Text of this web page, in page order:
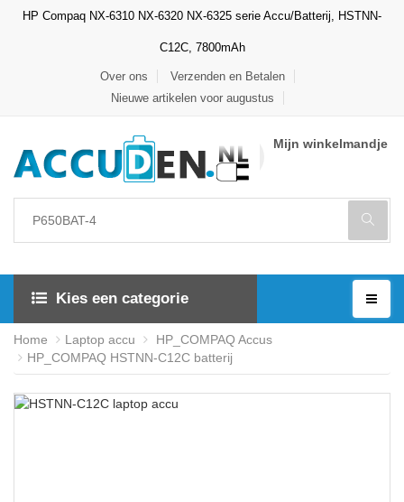
HP Compaq NX-6310 NX-6320 NX-6325 serie Accu/Batterij, HSTNN-
C12C, 7800mAh
Over ons
Verzenden en Betalen
Nieuwe artikelen voor augustus
Mijn winkelmandje
Kies een categorie
Home Laptop accu
HP_COMPAQ Accus
HP_COMPAQ HSTNN-C12C batterij